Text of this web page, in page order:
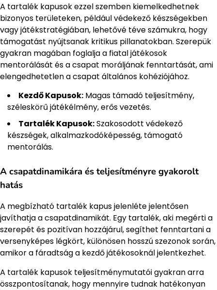
A tartalék kapusok ezzel szemben kiemelkedhetnek
bizonyos területeken, például védekező készségekben
vagy játékstratégiában, lehetővé téve számukra, hogy
támogatást nyújtsanak kritikus pillanatokban. Szerepük
gyakran magában foglalja a fiatal játékosok
mentorálását és a csapat moráljának fenntartását, ami
elengedhetetlen a csapat általános kohéziójához.
Kezdő Kapusok: Magas támadó teljesítmény,
széleskörű játékélmény, erős vezetés.
Tartalék Kapusok:Szakosodott védekező
készségek, alkalmazkodóképesség, támogató
mentorálás.
A csapatdinamikára és teljesítményre gyakorolt
hatás
A megbízható tartalék kapus jelenléte jelentősen
javíthatja a csapatdinamikát. Egy tartalék, aki megérti a
szerepét és pozitívan hozzájárul, segíthet fenntartani a
versenyképes légkört, különösen hosszú szezonok során,
amikor a fáradtság a kezdő játékosoknál jelentkezhet.
A tartalék kapusok teljesítménymutatói gyakran arra
összpontosítanak, hogy mennyire tudnak hatékonyan